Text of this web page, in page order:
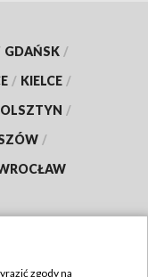
GDAŃSK /
/ KIELCE /
OLSZTYN /
/
zgody na